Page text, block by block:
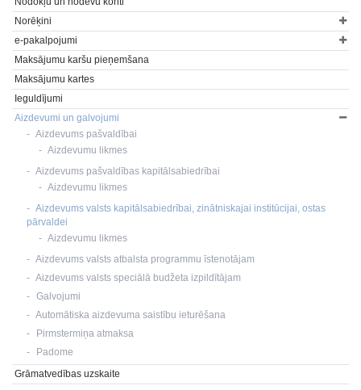
Norēķini
e-pakalpojumi
Maksājumu karšu pieņemšana
Maksājumu kartes
Ieguldījumi
Aizdevumi un galvojumi
Aizdevums pašvaldībai
Aizdevumu likmes
Aizdevums pašvaldības kapitālsabiedrībai
Aizdevumu likmes
Aizdevums valsts kapitālsabiedrībai, zinātniskajai institūcijai, ostas
pārvaldei
Aizdevumu likmes
Aizdevums valsts atbalsta programmu īstenotājam
Aizdevums valsts speciālā budžeta izpildītājam
Galvojumi
Automātiska aizdevuma saistību ieturēšana
Pirmstermiņa atmaksa
Padome
Grāmatvedības uzskaite